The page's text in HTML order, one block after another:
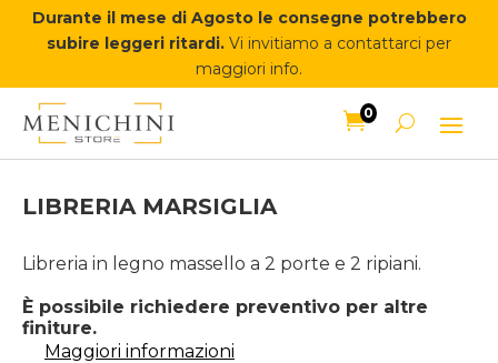
Durante il mese di Agosto le consegne potrebbero
subire leggeri ritardi. Vi invitiamo a contattarci per
maggiori info.
0
LIBRERIA MARSIGLIA
Libreria in legno massello a 2 porte e 2 ripiani.
È possibile richiedere preventivo per altre
finiture.
Maggiori informazioni